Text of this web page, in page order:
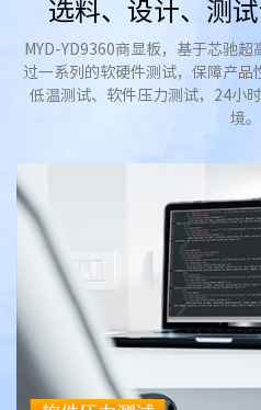
选料、设计、测
MYD-YD9360商显板，基于芯驰
过一系列的软硬件测试，保障产品
低温测试、软件压力测试，24小
境。